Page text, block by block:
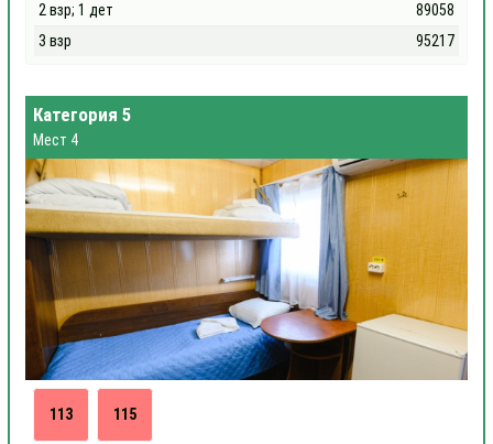
2 взр; 1 дет
89058
3 взр
95217
Категория 5
Мест 4
113 115